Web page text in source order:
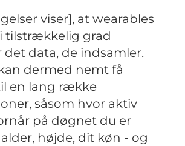
viser], at wearables
tilstrækkelig grad
det data, de indsamler.
dermed nemt få
en lang række
såsom hvor aktiv
på døgnet du er
højde, dit køn - og